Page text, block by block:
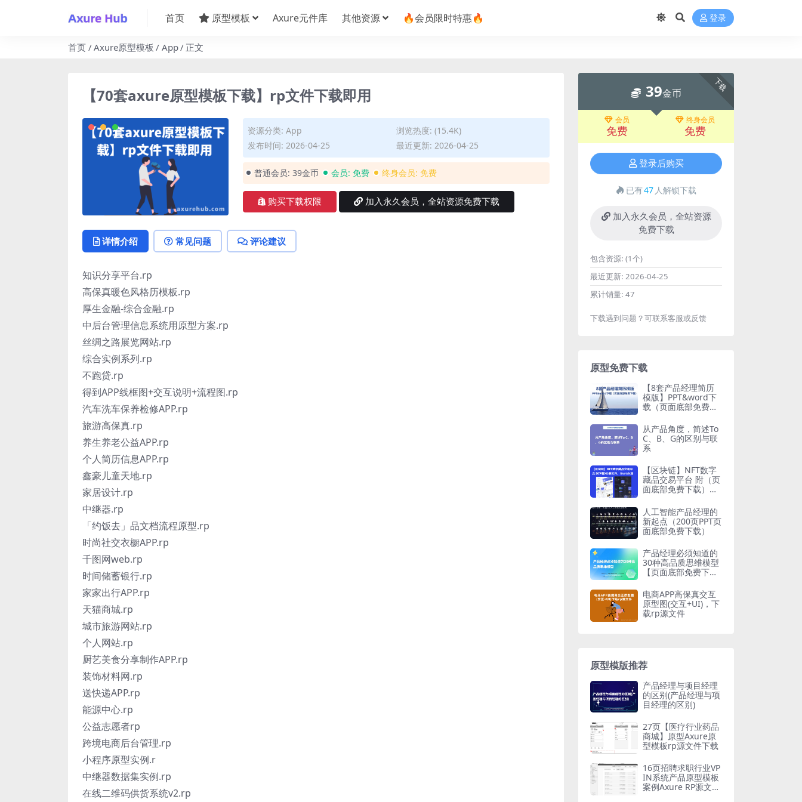
首页 原型模板 Axure元件库 其他资源 🔥会员限时特惠🔥 登录
首页 Axure原型模板 App 正文
【70套axure原型模板下载】rp文件下载即用
资源分类: App
浏览热度: (15.4K)
发布时间: 2026-04-25
最近更新: 2026-04-25
普通会员: 39金币 会员: 免费 终身会员: 免费
购买下载权限 加入永久会员，全站资源免费下载
详情介绍 常见问题 评论建议
知识分享平台.rp
高保真暖色风格历模板.rp
厚生金融-综合金融.rp
中后台管理信息系统用原型方案.rp
丝绸之路展览网站.rp
综合实例系列.rp
不跑贷.rp
得到APP线框图+交互说明+流程图.rp
汽车洗车保养检修APP.rp
旅游高保真.rp
养生养老公益APP.rp
个人简历信息APP.rp
鑫豪儿童天地.rp
家居设计.rp
中继器.rp
「约饭去」品文档流程原型.rp
时尚社交衣橱APP.rp
千图网web.rp
时间储蓄银行.rp
家家出行APP.rp
天猫商城.rp
城市旅游网站.rp
个人网站.rp
厨艺美食分享制作APP.rp
装饰材料网.rp
送快递APP.rp
能源中心.rp
公益志愿者rp
跨境电商后台管理.rp
小程序原型实例.r
中继器数据集实例.rp
在线二维码供货系统v2.rp
下载
39金币
会员
免费
终身会员
免费
登录后购买
已有47 人解锁下载
加入永久会员，全站资源
免费下载
包含资源: (1个)
最近更新: 2026-04-25
累计销量: 47
下载遇到问题？可联系客服或反馈
原型免费下载
【8套产品经理简历
模版】PPT&word下
载（页面底部免费下
从产品角度，简述To
C、B、G的区别与联
系
【区块链】NFT数字
藏品交易平台 附（页
面底部免费下载）下
源文件、Figma源文
件
人工智能产品经理的
新起点（200页PPT页
面底部免费下载）
产品经理必须知道的
30种高品质思维模型
【页面底部免费下
电商APP高保真交互
原型图(交互+UI)，下
载rp源文件
原型模版推荐
产品经理与项目经理
的区别(产品经理与项
目经理的区别)
27页【医疗行业药品
商城】原型Axure原
型模板rp源文件下载
16页招聘求职行业VP
IN系统产品原型模板
案例Axure RP源文件